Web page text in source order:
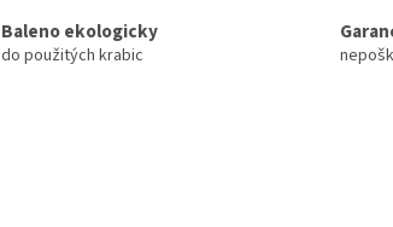
Baleno ekologicky
do použitých krabic